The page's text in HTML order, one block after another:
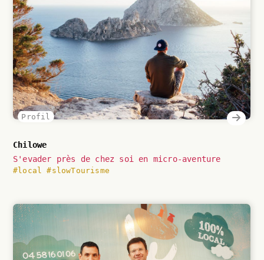
Profil
Chilowe
S'evader près de chez soi en micro-aventure
#local #slowTourisme